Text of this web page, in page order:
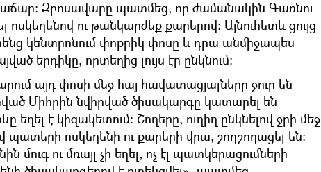
Զբոսավարը պատմեց, որ ժամանակին Գառնու
ոսկեղենով ու թանկարժեք քարերով: Այնուհետև ցույց
կենտրոնում փոքրիկ փոսը և դրա անմիջապես
երդիկը, որտեղից լույս էր ընկնում:
այդ փոսի մեջ հայ հավատացյալները ջուր են
Միհրին նվիրված ծիսակարգը կատարել են
եղել է կիզակետում: Շողերը, ուղիղ ընկնելով ջրի մեջ
պատերի ոսկեղենի ու քարերի վրա, շողշողացել են:
մուգ ու մռայլ չի եղել, ոչ էլ պատկերացումների